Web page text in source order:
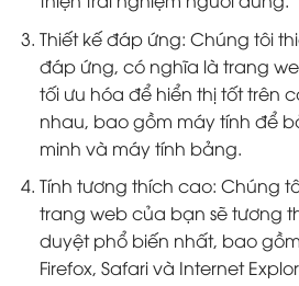
Thiết kế đáp ứng: Chúng tôi
đáp ứng, có nghĩa là trang
tối ưu hóa để hiển thị tốt trên
nhau, bao gồm máy tính để
minh và máy tính bảng.
Tính tương thích cao: Chúng
trang web của bạn sẽ tương
duyệt phổ biến nhất, bao
Firefox, Safari và Internet